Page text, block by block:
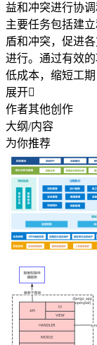
益和冲突进行协
主要任务包括建
盾和冲突，促进
进行。通过有效
低成本，缩短工期
展开
作者其他创作
大纲/内容
为你推荐